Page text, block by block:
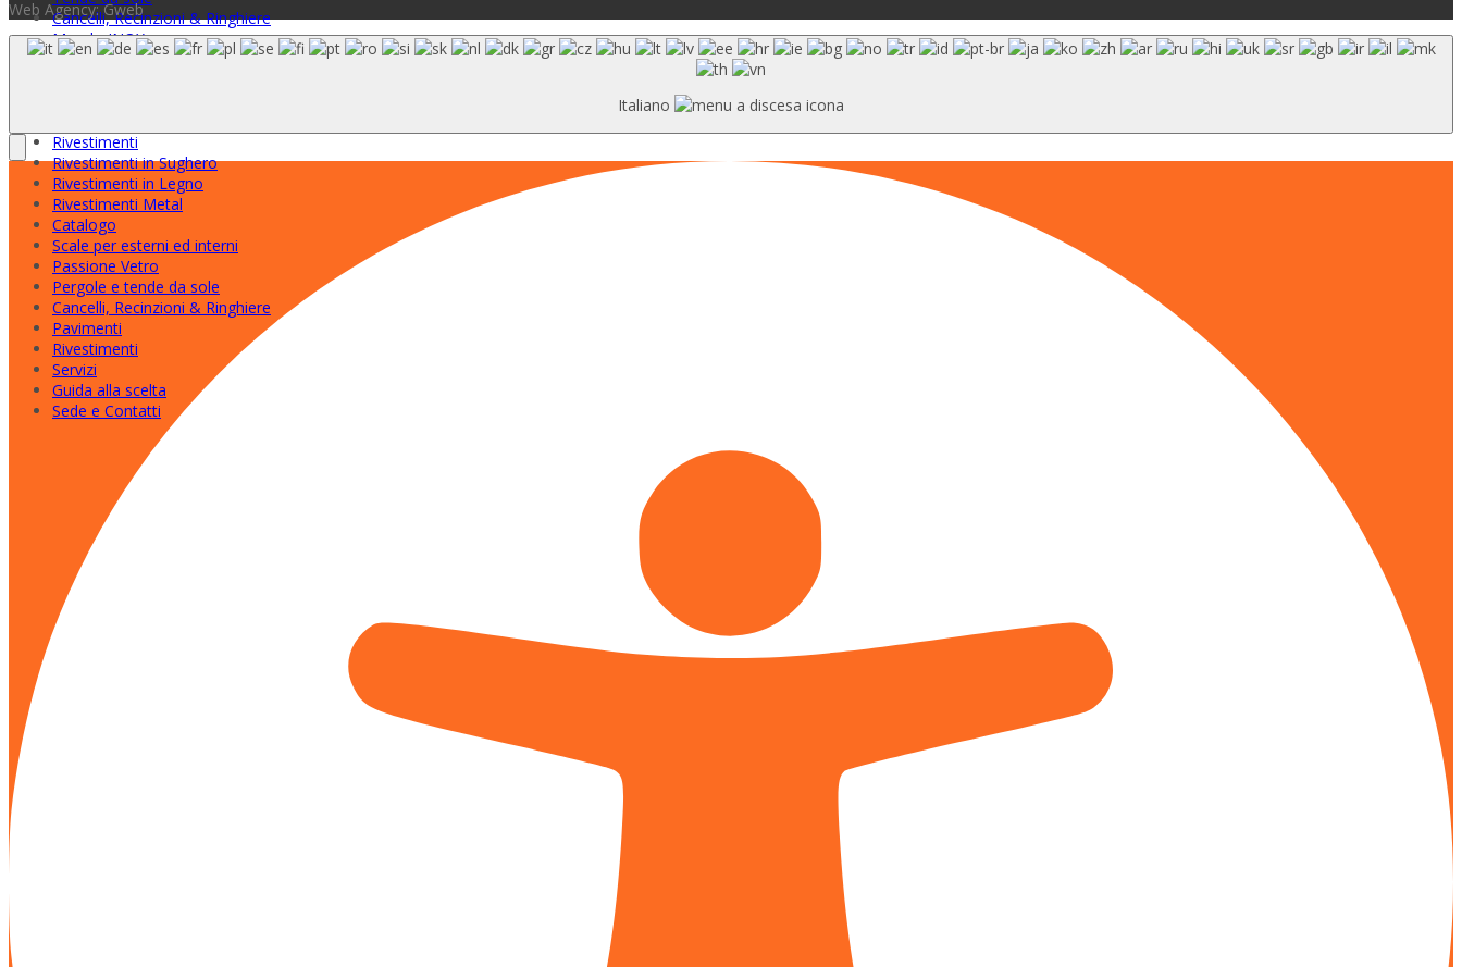
Cancelli, Recinzioni & Ringhiere
Mondo INOX
Pavimenti per interni
Rivestimenti
Rivestimenti in Sughero
Rivestimenti in Legno
Rivestimenti Metal
Catalogo
Scale per esterni ed interni
Passione Vetro
Pergole e tende da sole
Cancelli, Recinzioni & Ringhiere
Pavimenti
Rivestimenti
Servizi
Guida alla scelta
Sede e Contatti
Web Agency: Gweb
Italiano